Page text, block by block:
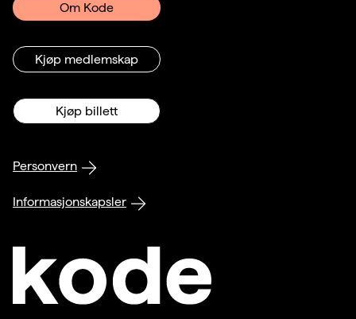
Om Kode
Kjøp medlemskap
Kjøp billett
Personvern
Informasjonskapsler